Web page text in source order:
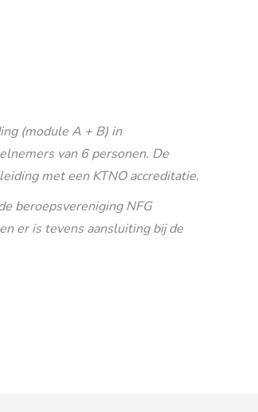
(module A + B) in
van 6 personen. De
met een KTNO accreditatie.
beroepsvereniging NFG
er is tevens aansluiting bij de